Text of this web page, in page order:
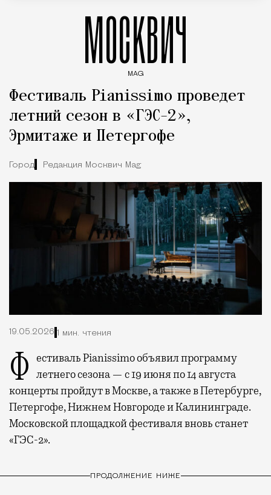
МОСКВИЧ
MAG
Фестиваль Pianissimo проведет
летний сезон в «ГЭС-2»,
Эрмитаже и Петергофе
Город Редакция Москвич Mag
19.05.2026 1 мин. чтения
Фестиваль Pianissimo объявил программу летнего сезона — с 19 июня по 14 августа
концерты пройдут в Москве, а также в Петербурге,
Петергофе, Нижнем Новгороде и Калининграде.
Московской площадкой фестиваля вновь станет
«ГЭС-2».
ПРОДОЛЖЕНИЕ НИЖЕ